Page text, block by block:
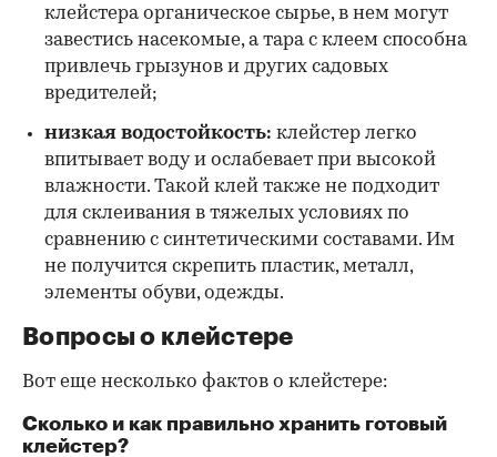
клейстера органическое сырье, в нем могут
завестись насекомые, а тара с клеем способна
привлечь грызунов и других садовых
вредителей;
низкая водостойкость: клейстер легко
впитывает воду и ослабевает при высокой
влажности. Такой клей также не подходит
для склеивания в тяжелых условиях по
сравнению с синтетическими составами. Им
не получится скрепить пластик, металл,
элементы обуви, одежды.
Вопросы о клейстере
Вот еще несколько фактов о клейстере:
Сколько и как правильно хранить готовый
клейстер?